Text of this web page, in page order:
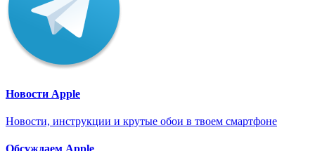
Новости Apple
Новости, инструкции и крутые обои в твоем смартфоне